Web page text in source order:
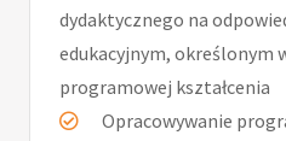
dydaktycznego na
edukacyjnym, określonym
programowej kształcenia
Opracowywanie